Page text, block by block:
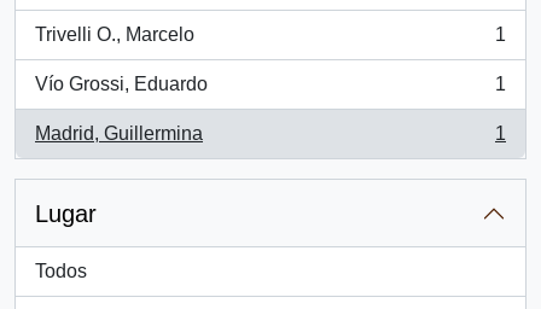
Trivelli O., Marcelo
, 1 resultados
1
Vío Grossi, Eduardo
, 1 resultados
1
Madrid, Guillermina
, 1 resultados
1
Lugar
Todos